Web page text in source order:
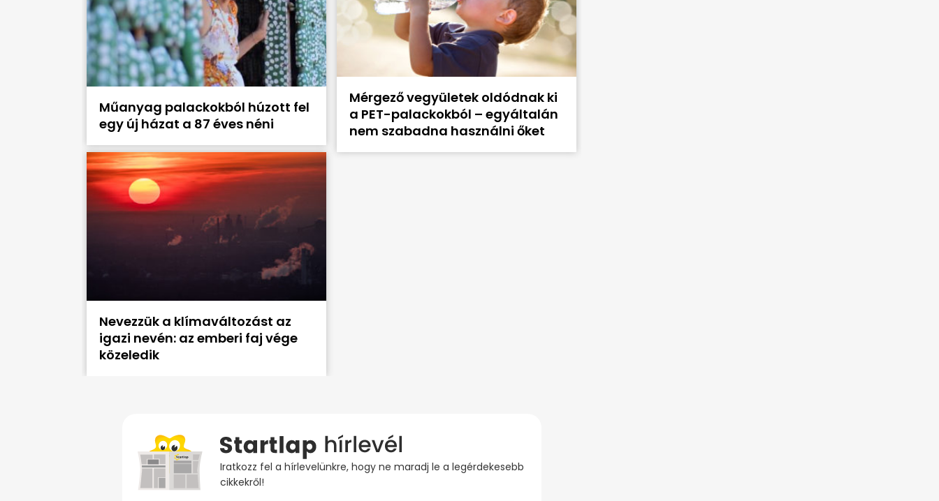
Műanyag palackokból húzott fel
egy új házat a 87 éves néni
Mérgező vegyületek oldódnak ki
a PET-palackokból – egyáltalán
nem szabadna használni őket
Nevezzük a klímaváltozást az
igazi nevén: az emberi faj vége
közeledik
Iratkozz fel a hírlevelünkre, hogy ne maradj le a legérdekesebb
cikkekről!